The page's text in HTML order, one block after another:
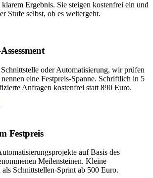
Ergebnis. Sie steigen kostenfrei ein und
Stufe selbst, ob es weitergeht.
Schnittstelle oder Automatisierung, wir prüfen
eine Festpreis-Spanne. Schriftlich in 5
Anfragen kostenfrei statt 890 Euro.
Festpreis
auf Basis des
Meilensteinen. Kleine
Schnittstellen-Sprint ab 500 Euro.